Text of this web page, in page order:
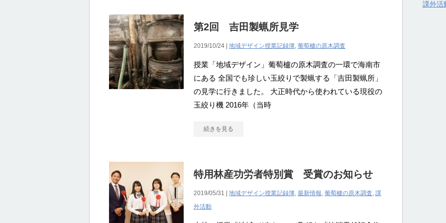
第2回 吉田製蝋所見学
2019/10/24 | 地域デザイン授業記録簿, 葡萄櫨の原木調査
授業「地域デザイン」葡萄櫨の原木調査の一環で海南市
にある 全国でも珍しい玉絞りで製蝋する「吉田製蝋所」
の見学に行きました。 大正時代から使われている現役の
玉絞り機 2016年（当時
続きを見る
特用林産功労者特別賞 受賞のお知らせ
2019/05/31 | 地域デザイン授業記録簿, 最新情報, 葡萄櫨の原木調査, 課
外活動
課外活